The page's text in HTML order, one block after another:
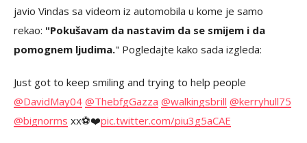
javio Vindas sa videom iz automobila u kome je samo
rekao: "Pokušavam da nastavim da se smijem i da
pomognem ljudima." Pogledajte kako sada izgleda:
Just got to keep smiling and trying to help people
@DavidMay04 @ThebfgGazza @walkingsbrill @kerryhull75
@bignorms ⁩ xx⚽️❤️pic.twitter.com/piu3g5aCAE